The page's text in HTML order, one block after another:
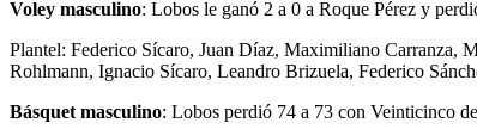
Voley masculino: Lobos le ganó 2 a 0 a Roque Pérez y
Plantel: Federico Sícaro, Juan Díaz, Maximiliano Carranza,
Rohlmann, Ignacio Sícaro, Leandro Brizuela, Federico
Básquet masculino: Lobos perdió 74 a 73 con Veinticinco